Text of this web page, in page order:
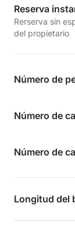
Reserva
Rerserva sin
del propietario
Número de
Número de
Número de
Longitud del